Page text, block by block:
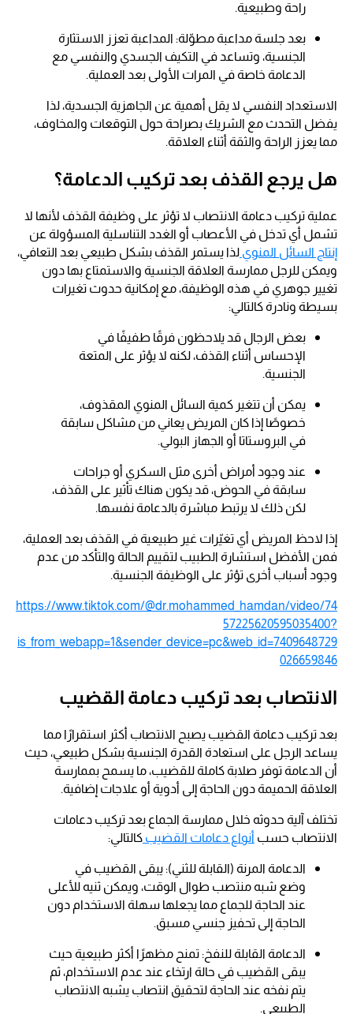
راحة وطبيعية.
بعد جلسة مداعبة مطوّلة: المداعبة تعزز الاستثارة
الجنسية، وتساعد في التكيف الجسدي والنفسي مع
الدعامة خاصة في المرات الأولى بعد العملية.
الاستعداد النفسي لا يقل أهمية عن الجاهزية الجسدية، لذا
يفضل التحدث مع الشريك بصراحة حول التوقعات والمخاوف،
مما يعزز الراحة والثقة أثناء العلاقة.
هل يرجع القذف بعد تركيب الدعامة؟
عملية تركيب دعامة الانتصاب لا تؤثر على وظيفة القذف لأنها لا
تشمل أي تدخل في الأعصاب أو الغدد التناسلية المسؤولة عن
إنتاج السائل المنوي لذا يستمر القذف بشكل طبيعي بعد التعافي،
ويمكن للرجل ممارسة العلاقة الجنسية والاستمتاع بها دون
تغيير جوهري في هذه الوظيفة، مع إمكانية حدوث تغيرات
بسيطة ونادرة كالتالي:
بعض الرجال قد يلاحظون فرقًا طفيفًا في
الإحساس أثناء القذف، لكنه لا يؤثر على المتعة
الجنسية.
يمكن أن تتغير كمية السائل المنوي المقذوف،
خصوصًا إذا كان المريض يعاني من مشاكل سابقة
في البروستاتا أو الجهاز البولي.
عند وجود أمراض أخرى مثل السكري أو جراحات
سابقة في الحوض، قد يكون هناك تأثير على القذف،
لكن ذلك لا يرتبط مباشرة بالدعامة نفسها.
إذا لاحظ المريض أي تغيّرات غير طبيعية في القذف بعد العملية،
فمن الأفضل استشارة الطبيب لتقييم الحالة والتأكد من عدم
وجود أسباب أخرى تؤثر على الوظيفة الجنسية.
https://www.tiktok.com/@dr.mohammed_hamdan/video/74
57225620595035400?
is_from_webapp=1&sender_device=pc&web_id=7409648729
026659846
الانتصاب بعد تركيب دعامة القضيب
بعد تركيب دعامة القضيب يصبح الانتصاب أكثر استقرارًا مما
يساعد الرجل على استعادة القدرة الجنسية بشكل طبيعي، حيث
أن الدعامة توفر صلابة كاملة للقضيب، ما يسمح بممارسة
العلاقة الحميمة دون الحاجة إلى أدوية أو علاجات إضافية.
تختلف آلية حدوثه خلال ممارسة الجماع بعد تركيب دعامات
الانتصاب حسب أنواع دعامات القضيب كالتالي:
الدعامة المرنة (القابلة للثني): يبقى القضيب في
وضع شبه منتصب طوال الوقت، ويمكن ثنيه للأعلى
عند الحاجة للجماع مما يجعلها سهلة الاستخدام دون
الحاجة إلى تحفيز جنسي مسبق.
الدعامة القابلة للنفخ: تمنح مظهرًا أكثر طبيعية حيث
يبقى القضيب في حالة ارتخاء عند عدم الاستخدام، ثم
يتم نفخه عند الحاجة لتحقيق انتصاب يشبه الانتصاب
الطبيعي.